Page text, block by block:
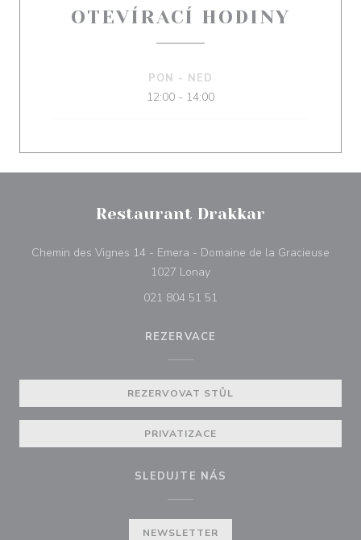
OTEVÍRACÍ HODINY
PON - NED
12:00 - 14:00
Restaurant Drakkar
Chemin des Vignes 14 - Emera - Domaine de la Gracieuse
1027 Lonay((otevře se v novém okně))
021 804 51 51
REZERVACE
REZERVOVAT STŮL
PRIVATIZACE
SLEDUJTE NÁS
NEWSLETTER